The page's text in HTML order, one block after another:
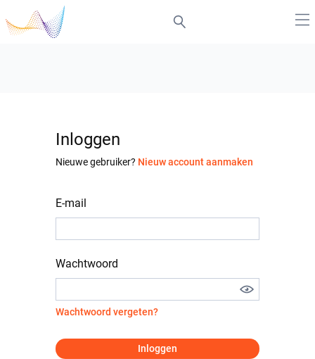
Inloggen
Nieuwe gebruiker? Nieuw account aanmaken
E-mail
Wachtwoord
Wachtwoord vergeten?
Inloggen